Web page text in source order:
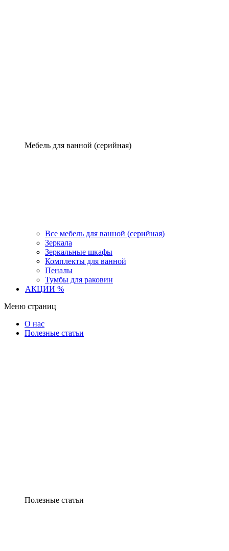
Мебель для ванной (серийная)
Все мебель для ванной (серийная)
Зеркала
Зеркальные шкафы
Комплекты для ванной
Пеналы
Тумбы для раковин
АКЦИИ %
Меню страниц
О нас
Полезные статьи
Полезные статьи